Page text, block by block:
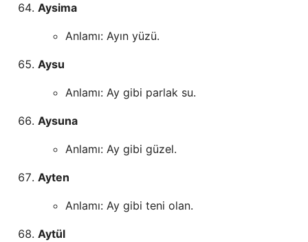
Aysima
Anlamı: Ayın yüzü.
Aysu
Anlamı: Ay gibi parlak su.
Aysuna
Anlamı: Ay gibi güzel.
Ayten
Anlamı: Ay gibi teni olan.
Aytül